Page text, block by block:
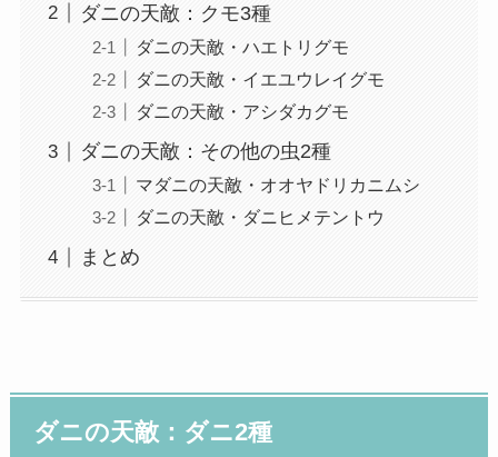
ダニの天敵：クモ3種
ダニの天敵・ハエトリグモ
ダニの天敵・イエユウレイグモ
ダニの天敵・アシダカグモ
ダニの天敵：その他の虫2種
マダニの天敵・オオヤドリカニムシ
ダニの天敵・ダニヒメテントウ
まとめ
ダニの天敵：ダニ2種